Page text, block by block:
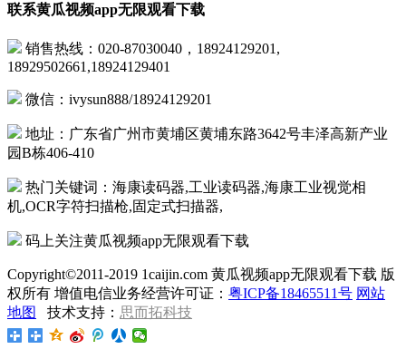
联系黄瓜视频app无限观看下载
销售热线：020-87030040，18924129201,
18929502661,18924129401
微信：ivysun888/18924129201
地址：广东省广州市黄埔区黄埔东路3642号丰泽高新产业
园B栋406-410
热门关键词：海康读码器,工业读码器,海康工业视觉相
机,OCR字符扫描枪,固定式扫描器,
码上关注黄瓜视频app无限观看下载
Copyright©2011-2019 1caijin.com 黄瓜视频app无限观看下载 版
权所有 增值电信业务经营许可证： 粤ICP备18465511号 网站
地图
技术支持： 思而拓科技